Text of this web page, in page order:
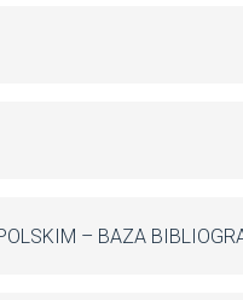
– BAZA